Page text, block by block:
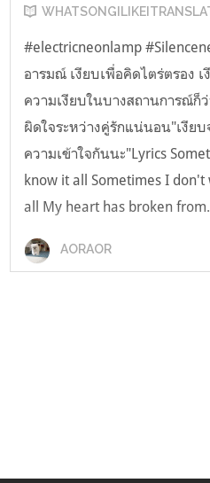
#electricneonlamp
อารมณ์ เงียบเพื่อคิดไตร่ตรอง
ความเงียบในบางสถานการณ์ก็
ผิดใจระหว่างคู่รักแน่นอน"เงีย
ความเข้าใจกันนะ"Lyrics
know it all Sometimes I
all My heart has broken
AORAOR